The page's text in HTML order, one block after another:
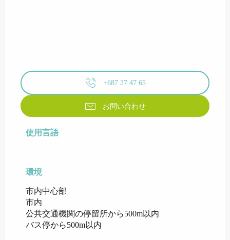
+687 27 47 65
お問い合わせ
使用言語
使用言語
環境
環境
市内中心部
市内
公共交通機関の停留所から500m以内
バス停から500m以内